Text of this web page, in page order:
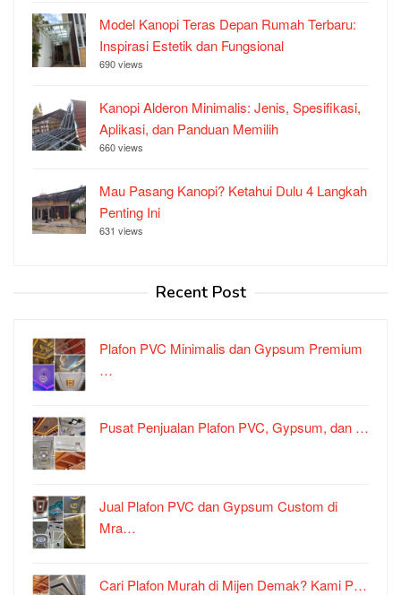
Model Kanopi Teras Depan Rumah Terbaru:
Inspirasi Estetik dan Fungsional
690 views
Kanopi Alderon Minimalis: Jenis, Spesifikasi,
Aplikasi, dan Panduan Memilih
660 views
Mau Pasang Kanopi? Ketahui Dulu 4 Langkah
Penting Ini
631 views
Recent Post
Plafon PVC Minimalis dan Gypsum Premium
…
Pusat Penjualan Plafon PVC, Gypsum, dan …
Jual Plafon PVC dan Gypsum Custom di
Mra…
Cari Plafon Murah di Mijen Demak? Kami P…